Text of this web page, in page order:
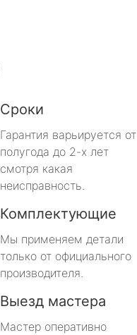
Сроки
Гарантия варьируется от
полугода до 2-х лет
смотря какая
неисправность.
Комплектующие
Мы применяем детали
только от официального
производителя.
Выезд мастера
Мастер оперативно